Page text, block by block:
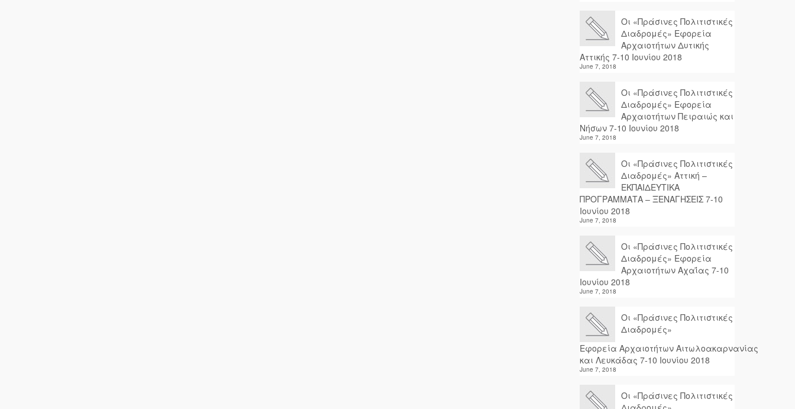
Οι «Πράσινες Πολιτιστικές
Διαδρομές» Εφορεία
Αρχαιοτήτων Δυτικής
Αττικής 7-10 Ιουνίου 2018
June 7, 2018
Οι «Πράσινες Πολιτιστικές
Διαδρομές» Εφορεία
Αρχαιοτήτων Πειραιώς και
Νήσων 7-10 Ιουνίου 2018
June 7, 2018
Οι «Πράσινες Πολιτιστικές
Διαδρομές» Αττική –
ΕΚΠΑΙΔΕΥΤΙΚΑ
ΠΡΟΓΡΑΜΜΑΤΑ – ΞΕΝΑΓΗΣΕΙΣ 7-10
Ιουνίου 2018
June 7, 2018
Οι «Πράσινες Πολιτιστικές
Διαδρομές» Εφορεία
Αρχαιοτήτων Αχαΐας 7-10
Ιουνίου 2018
June 7, 2018
Οι «Πράσινες Πολιτιστικές
Διαδρομές»
Εφορεία Αρχαιοτήτων Αιτωλοακαρνανίας
και Λευκάδας 7-10 Ιουνίου 2018
June 7, 2018
Οι «Πράσινες Πολιτιστικές